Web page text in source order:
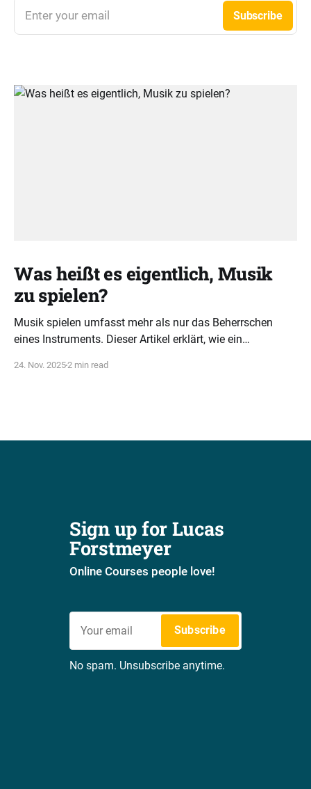
Enter your email Subscribe
Was heißt es eigentlich, Musik
zu spielen?
Musik spielen umfasst mehr als nur das Beherrschen
eines Instruments. Dieser Artikel erklärt, wie ein
Rhythmus musikalische Intelligenz fördert.
24. Nov. 20252 min read
Sign up for Lucas
Forstmeyer
Online Courses people love!
Subscribe
No spam. Unsubscribe anytime.